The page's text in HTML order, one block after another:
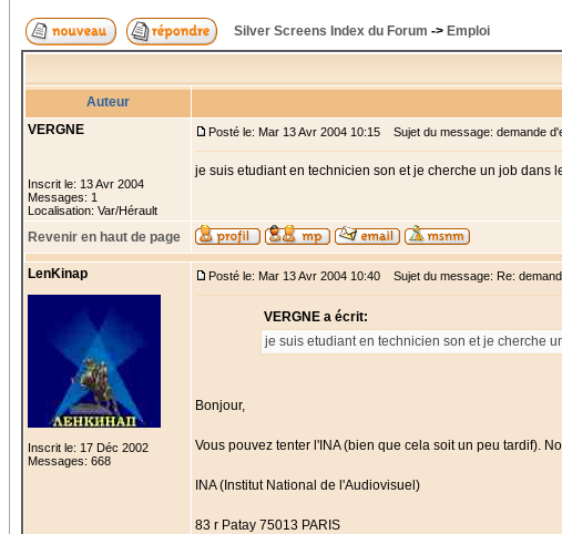
Silver Screens Index du Forum -> Emploi
Auteur
VERGNE
Inscrit le: 13 Avr 2004
Messages: 1
Localisation: Var/Hérault
Posté le: Mar 13 Avr 2004 10:15 Sujet du message: demande
je suis etudiant en technicien son et je cherche un job dans
Revenir en haut de page
LenKinap
Inscrit le: 17 Déc 2002
Messages: 668
Posté le: Mar 13 Avr 2004 10:40 Sujet du message: Re:
VERGNE a écrit:
je suis etudiant en technicien son et je cherche
Bonjour,
Vous pouvez tenter l'INA (bien que cela soit un peu tardif).
INA (Institut National de l'Audiovisuel)
83 r Patay 75013 PARIS